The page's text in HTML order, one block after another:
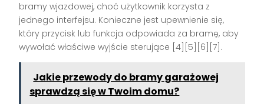
bramy wjazdowej, choć użytkownik korzysta z
jednego interfejsu. Konieczne jest upewnienie się,
który przycisk lub funkcja odpowiada za bramę, aby
wywołać właściwe wyjście sterujące [4][5][6][7].
Jakie przewody do bramy garażowej
sprawdzą się w Twoim domu?